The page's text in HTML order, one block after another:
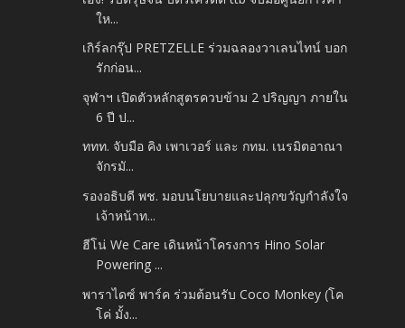
ให...
เกิร์ลกรุ๊ป PRETZELLE ร่วมฉลองวาเลนไทน์ บอก
รักก่อน...
จุฬาฯ เปิดตัวหลักสูตรควบข้าม 2 ปริญญา ภายใน
6 ปี ป...
ททท. จับมือ คิง เพาเวอร์ และ กทม. เนรมิตอาณา
จักรมั...
รองอธิบดี พช. มอบนโยบายและปลุกขวัญกำลังใจ
เจ้าหน้าท...
ฮีโน่ We Care เดินหน้าโครงการ Hino Solar
Powering ...
พาราไดซ์ พาร์ค ร่วมต้อนรับ Coco Monkey (โค
โค่ มั้ง...